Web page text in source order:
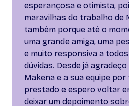
esperançosa e otimista,
maravilhas do trabalho de
também porque até o
uma grande amiga, uma
e muito responsiva a
dúvidas. Desde já
Makena e a sua equipe por
prestado e espero voltar
deixar um depoimento